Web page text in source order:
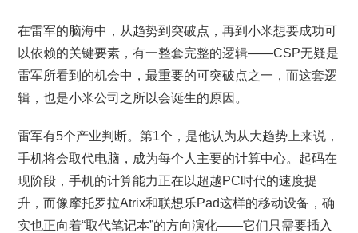
在雷军的脑海中，从趋势到突破点，再到小米想要成功可
以依赖的关键要素，有一整套完整的逻辑——CSP无疑是
雷军所看到的机会中，最重要的可突破点之一，而这套逻
辑，也是小米公司之所以会诞生的原因。
雷军有5个产业判断。第1个，是他认为从大趋势上来说，
手机将会取代电脑，成为每个人主要的计算中心。起码在
现阶段，手机的计算能力正在以超越PC时代的速度提
升，而像摩托罗拉Atrix和联想乐Pad这样的移动设备，确
实也正向着“取代笔记本”的方向演化——它们只需要插入